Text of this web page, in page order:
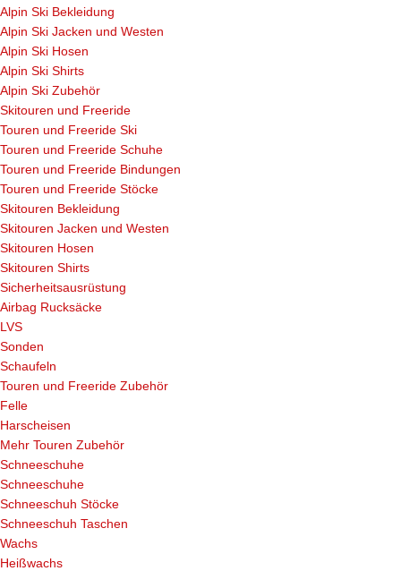
Alpin Ski Bekleidung
Alpin Ski Jacken und Westen
Alpin Ski Hosen
Alpin Ski Shirts
Alpin Ski Zubehör
Skitouren und Freeride
Touren und Freeride Ski
Touren und Freeride Schuhe
Touren und Freeride Bindungen
Touren und Freeride Stöcke
Skitouren Bekleidung
Skitouren Jacken und Westen
Skitouren Hosen
Skitouren Shirts
Sicherheitsausrüstung
Airbag Rucksäcke
LVS
Sonden
Schaufeln
Touren und Freeride Zubehör
Felle
Harscheisen
Mehr Touren Zubehör
Schneeschuhe
Schneeschuhe
Schneeschuh Stöcke
Schneeschuh Taschen
Wachs
Heißwachs